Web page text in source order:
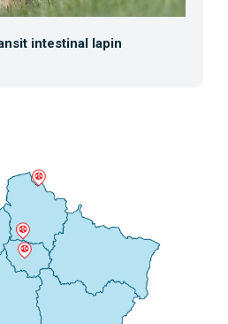
intestinal lapin